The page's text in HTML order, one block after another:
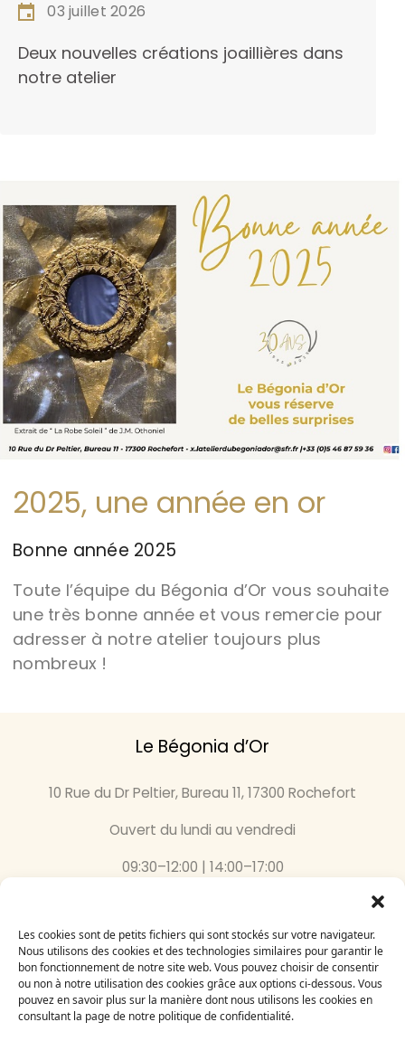
Les cookies sont de petits fichiers qui sont stockés sur votre navigateur.
Nous utilisons des cookies et des technologies similaires pour garantir le
bon fonctionnement de notre site web. Vous pouvez choisir de consentir
ou non à notre utilisation des cookies grâce aux options ci-dessous. Vous
pouvez en savoir plus sur la manière dont nous utilisons les cookies en
consultant la page de notre politique de confidentialité.
03 juillet 2026
Deux nouvelles créations joaillières dans
notre atelier
2025, une année en or
Bonne année 2025
Toute l’équipe du Bégonia d’Or vous souhaite
une très bonne année et vous remercie pour
adresser à notre atelier toujours plus
nombreux !
Le Bégonia d’Or
10 Rue du Dr Peltier, Bureau 11, 17300 Rochefort
Ouvert du lundi au vendredi
09:30–12:00 | 14:00–17:00
Inscrivez-vous
à notre newsletter